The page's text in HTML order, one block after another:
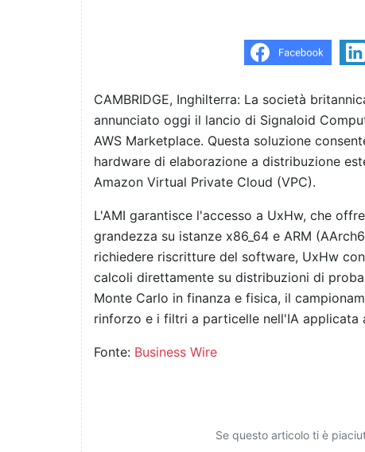
CAMBRIDGE, Inghilterra: La società
annunciato oggi il lancio di Signaloid
AWS Marketplace. Questa soluzione
hardware di elaborazione a distribuzione
Amazon Virtual Private Cloud (VPC).
L'AMI garantisce l'accesso a UxHw, che
grandezza su istanze x86_64 e ARM
richiedere riscritture del software, UxHw
calcoli direttamente su distribuzioni di
Monte Carlo in finanza e fisica, il
rinforzo e i filtri a particelle nell'IA applicata
Fonte: Business Wire
Se questo articolo ti è